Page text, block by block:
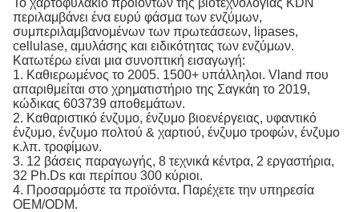
Το χαρτοφυλάκιο προϊόντων της βιοτεχνολογίας KDN
περιλαμβάνει ένα ευρύ φάσμα των ενζύμων,
συμπεριλαμβανομένων των πρωτεάσεων, lipases,
cellulase, αμυλάσης και ειδικότητας των ενζύμων.
Κατωτέρω είναι μια συνοπτική εισαγωγή:
1. Καθιερωμένος το 2005. 1500+ υπάλληλοι. Vland που
απαριθμείται στο χρηματιστήριο της Σαγκάη το 2019,
κώδικας 603739 αποθεμάτων.
2. Καθαριστικό ένζυμο, ένζυμο βιοενέργειας, υφαντικό
ένζυμο, ένζυμο πολτού & χαρτιού, ένζυμο τροφών, ένζυμο
κ.λπ. τροφίμων.
3. 12 βάσεις παραγωγής, 8 τεχνικά κέντρα, 2 εργαστήρια,
32 Ph.Ds και περίπου 300 κύριοι.
4. Προσαρμόστε τα προϊόντα. Παρέχετε την υπηρεσία
OEM/ODM.